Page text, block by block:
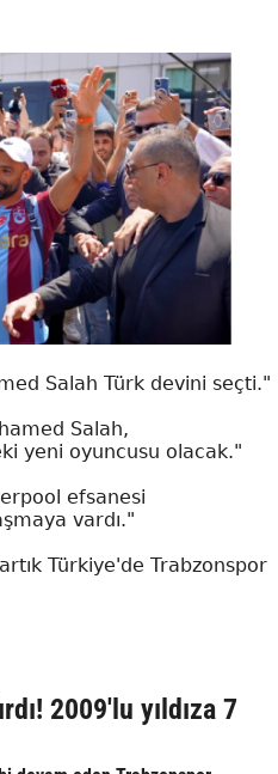
Salah Türk devini seçti."
Salah,
yeni oyuncusu olacak."
efsanesi
vardı."
Türkiye'de Trabzonspor
2009'lu yıldıza 7